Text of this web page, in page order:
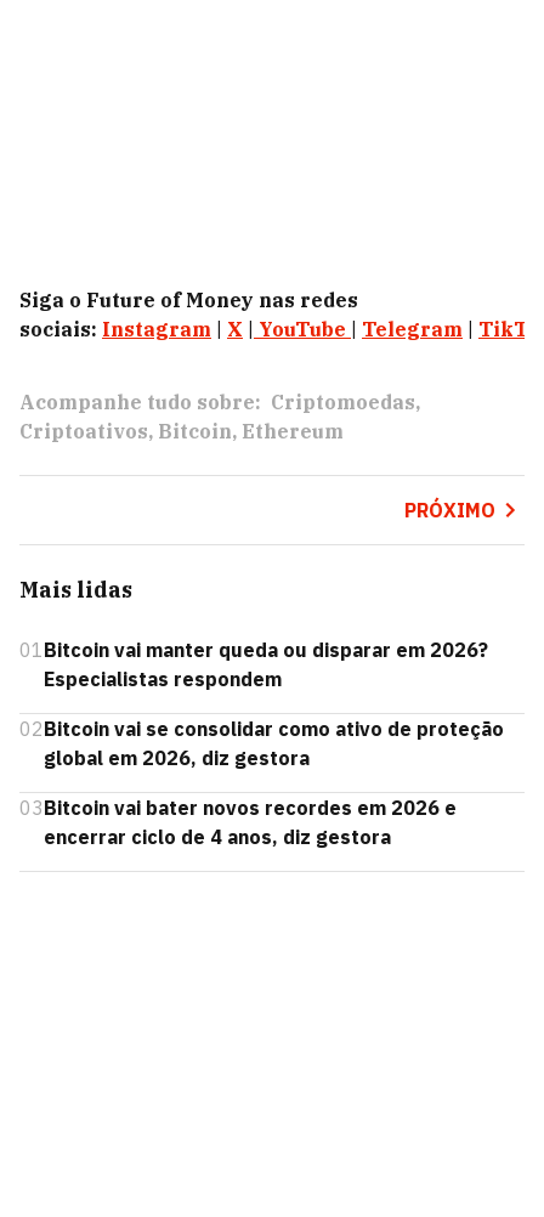
Siga o Future of Money nas redes
sociais: Instagram X YouTube Telegram
Acompanhe tudo sobre: Criptomoedas
Criptoativos Bitcoin Ethereum
PRÓXIMO
Mais lidas
01Bitcoin vai manter queda ou disparar em 2026?
Especialistas respondem
02Bitcoin vai se consolidar como ativo de proteção
global em 2026, diz gestora
03Bitcoin vai bater novos recordes em 2026 e
encerrar ciclo de 4 anos, diz gestora